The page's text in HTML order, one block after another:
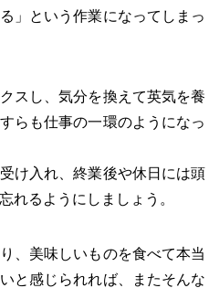
」という作業になってしまっ
スし、気分を換えて英気を養
らも仕事の一環のようになっ
け入れ、終業後や休日には頭
れるようにしましょう。
、美味しいものを食べて本当
と感じられれば、またそんな